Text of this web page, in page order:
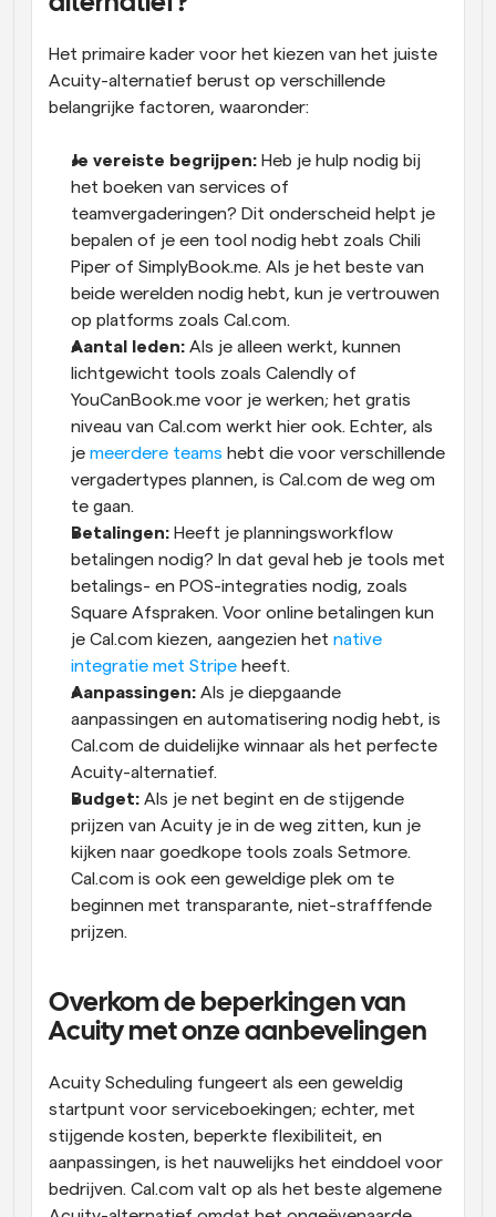
Het primaire kader voor het kiezen van het juiste
Acuity-alternatief berust op verschillende
belangrijke factoren, waaronder:
Je vereiste begrijpen: Heb je hulp nodig bij
het boeken van services of
teamvergaderingen? Dit onderscheid helpt je
bepalen of je een tool nodig hebt zoals Chili
Piper of SimplyBook.me. Als je het beste van
beide werelden nodig hebt, kun je vertrouwen
op platforms zoals Cal.com.
Aantal leden: Als je alleen werkt, kunnen
lichtgewicht tools zoals Calendly of
YouCanBook.me voor je werken; het gratis
niveau van Cal.com werkt hier ook. Echter, als
je meerdere teams hebt die voor verschillende
vergadertypes plannen, is Cal.com de weg om
te gaan.
Betalingen: Heeft je planningsworkflow
betalingen nodig? In dat geval heb je tools met
betalings- en POS-integraties nodig, zoals
Square Afspraken. Voor online betalingen kun
je Cal.com kiezen, aangezien het native
integratie met Stripe heeft.
Aanpassingen: Als je diepgaande
aanpassingen en automatisering nodig hebt, is
Cal.com de duidelijke winnaar als het perfecte
Acuity-alternatief.
Budget: Als je net begint en de stijgende
prijzen van Acuity je in de weg zitten, kun je
kijken naar goedkope tools zoals Setmore.
Cal.com is ook een geweldige plek om te
beginnen met transparante, niet-strafffende
prijzen.
Overkom de beperkingen van
Acuity met onze aanbevelingen
Acuity Scheduling fungeert als een geweldig
startpunt voor serviceboekingen; echter, met
stijgende kosten, beperkte flexibiliteit, en
aanpassingen, is het nauwelijks het einddoel voor
bedrijven. Cal.com valt op als het beste algemene